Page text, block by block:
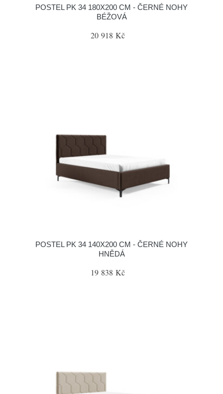
POSTEL PK 34 180X200 CM - ČERNÉ NOHY
BÉŽOVÁ
20 918 Kč
POSTEL PK 34 140X200 CM - ČERNÉ NOHY
HNĚDÁ
19 838 Kč